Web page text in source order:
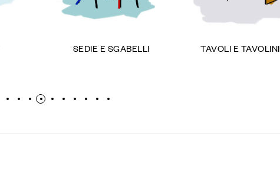
SEDIE E SGABELLI TAVOLI E TAVOLINI